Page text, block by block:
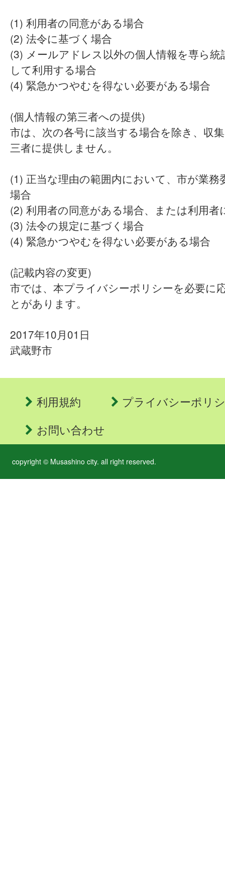
(1) 利用者の同意がある場合
(2) 法令に基づく場合
(3) メールアドレス以外の個人情報を専ら統
して利用する場合
(4) 緊急かつやむを得ない必要がある場合
(個人情報の第三者への提供)
市は、次の各号に該当する場合を除き、収
三者に提供しません。
(1) 正当な理由の範囲内において、市が業務
場合
(2) 利用者の同意がある場合、または利用者
(3) 法令の規定に基づく場合
(4) 緊急かつやむを得ない必要がある場合
(記載内容の変更)
市では、本プライバシーポリシーを必要に
とがあります。
2017年10月01日
武蔵野市
利用規約
プライバシーポリ
お問い合わせ
copyright © Musashino city. all right reserved.